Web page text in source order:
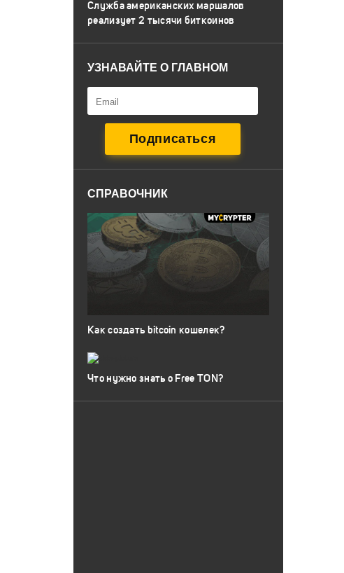
Служба американских маршалов
реализует 2 тысячи биткоинов
УЗНАВАЙТЕ О ГЛАВНОМ
СПРАВОЧНИК
Как создать bitcoin кошелек?
Что нужно знать о Free TON?